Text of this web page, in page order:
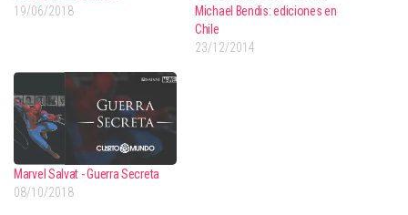
19/06/2018
Michael Bendis: ediciones en
Chile
23/12/2014
Marvel Salvat - Guerra Secreta
08/10/2018